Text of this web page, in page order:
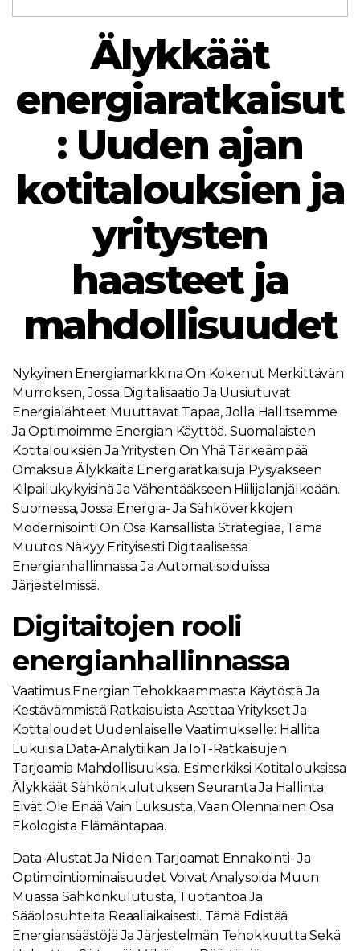
Älykkäät
energiaratkaisut
: Uuden ajan
kotitalouksien ja
yritysten
haasteet ja
mahdollisuudet
Nykyinen Energiamarkkina On Kokenut Merkittävän
Murroksen, Jossa Digitalisaatio Ja Uusiutuvat
Energialähteet Muuttavat Tapaa, Jolla Hallitsemme
Ja Optimoimme Energian Käyttöä. Suomalaisten
Kotitalouksien Ja Yritysten On Yhä Tärkeämpää
Omaksua Älykkäitä Energiaratkaisuja Pysyäkseen
Kilpailukykyisinä Ja Vähentääkseen Hiilijalanjälkeään.
Suomessa, Jossa Energia- Ja Sähköverkkojen
Modernisointi On Osa Kansallista Strategiaa, Tämä
Muutos Näkyy Erityisesti Digitaalisessa
Energianhallinnassa Ja Automatisoiduissa
Järjestelmissä.
Digitaitojen rooli
energianhallinnassa
Vaatimus Energian Tehokkaammasta Käytöstä Ja
Kestävämmistä Ratkaisuista Asettaa Yritykset Ja
Kotitaloudet Uudenlaiselle Vaatimukselle: Hallita
Lukuisia Data-Analytiikan Ja IoT-Ratkaisujen
Tarjoamia Mahdollisuuksia. Esimerkiksi Kotitalouksissa
Älykkäät Sähkönkulutuksen Seuranta Ja Hallinta
Eivät Ole Enää Vain Luksusta, Vaan Olennainen Osa
Ekologista Elämäntapaa.
Data-Alustat Ja Niiden Tarjoamat Ennakointi- Ja
Optimointiominaisuudet Voivat Analysoida Muun
Muassa Sähkönkulutusta, Tuotantoa Ja
Sääolosuhteita Reaaliaikaisesti. Tämä Edistää
Energiansäästöjä Ja Järjestelmän Tehokkuutta Sekä